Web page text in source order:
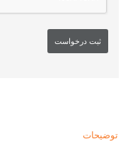
توضیحات